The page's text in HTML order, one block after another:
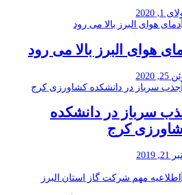
1, 2020
هوای البرز بالا می رود
2020
سرباز در دانشکده
کرج
2019